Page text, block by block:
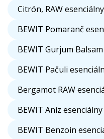
Citrón, RAW
BEWIT Pomaranč
BEWIT Gurjum
BEWIT Pačuli
Bergamot RAW
BEWIT Aníz
BEWIT Benzoin